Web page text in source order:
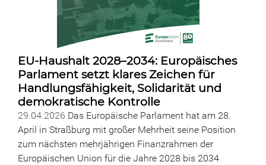
EU-Haushalt 2028–2034: Europäisches
Parlament setzt klares Zeichen für
Handlungsfähigkeit, Solidarität und
demokratische Kontrolle
29.04.2026 Das Europäische Parlament hat am 28.
April in Straßburg mit großer Mehrheit seine Position
zum nächsten mehrjährigen Finanzrahmen der
Europäischen Union für die Jahre 2028 bis 2034